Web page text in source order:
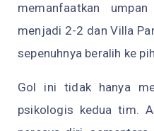
memanfaatkan
menjadi 2-2 dan Villa
sepenuhnya beralih ke
Gol ini tidak hanya
psikologis kedua tim.